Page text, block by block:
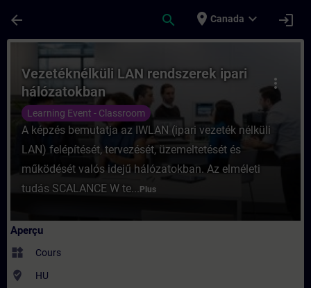
arrow_back search place Canada expand_more login
Cours - Vezetéknélküli LAN rendszerek
more_vert
Vezetéknélküli LAN rendszerek ipari
hálózatokban
Learning Event - Classroom
A képzés bemutatja az IWLAN (ipari vezeték nélküli
LAN) felépítését, tervezését, üzemeltetését és
működését valós idejű hálózatokban. Az elméleti
tudás SCALANCE W te... Plus
Aperçu
widgets Cours
where_to_vote HU